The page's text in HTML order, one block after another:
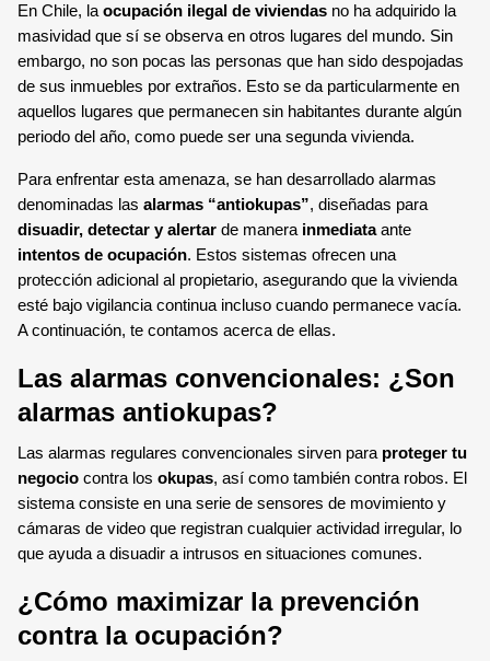
En Chile, la ocupación ilegal de viviendas no ha adquirido la
masividad que sí se observa en otros lugares del mundo. Sin
embargo, no son pocas las personas que han sido despojadas
de sus inmuebles por extraños. Esto se da particularmente en
aquellos lugares que permanecen sin habitantes durante algún
periodo del año, como puede ser una segunda vivienda.
Para enfrentar esta amenaza, se han desarrollado alarmas
denominadas las alarmas “antiokupas”, diseñadas para
disuadir, detectar y alertar de manera inmediataante
intentos de ocupación. Estos sistemas ofrecen una
protección adicional al propietario, asegurando que la vivienda
esté bajo vigilancia continua incluso cuando permanece vacía.
A continuación, te contamos acerca de ellas.
Las alarmas convencionales: ¿Son
alarmas antiokupas?
Las alarmas regulares convencionales sirven para proteger tu
negocio contra los okupas, así como también contra robos. El
sistema consiste en una serie de sensores de movimiento y
cámaras de video que registran cualquier actividad irregular, lo
que ayuda a disuadir a intrusos en situaciones comunes.
¿Cómo maximizar la prevención
contra la ocupación?